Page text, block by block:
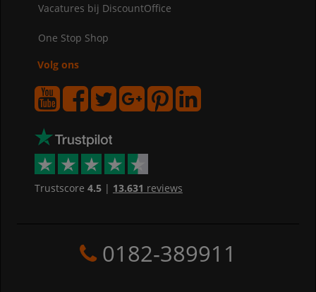
Vacatures bij DiscountOffice
One Stop Shop
Volg ons
Trustscore 4.5| 13.631 reviews
0182-389911